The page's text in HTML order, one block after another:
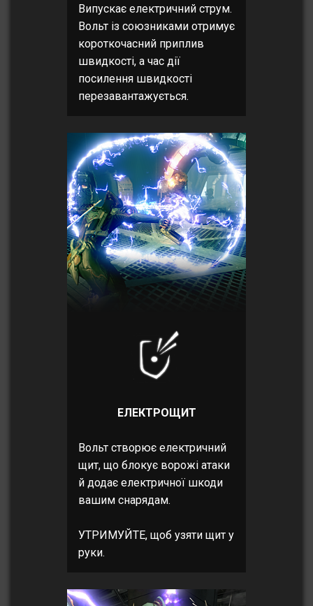
Випускає електричний струм.
Вольт із союзниками отримує
короткочасний приплив
швидкості, а час дії
посилення швидкості
перезавантажується.
ЕЛЕКТРОЩИТ
Вольт створює електричний
щит, що блокує ворожі атаки
й додає електричної шкоди
вашим снарядам.
УТРИМУЙТЕ, щоб узяти щит у
руки.